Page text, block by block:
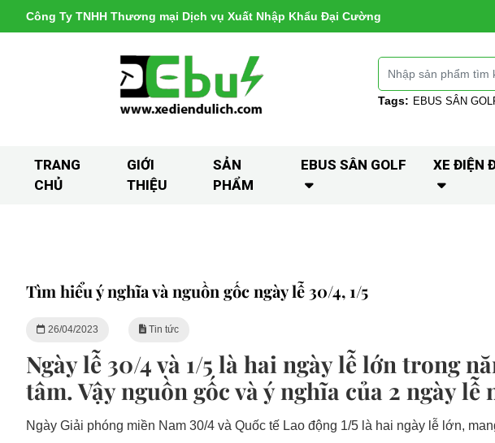
Công Ty TNHH Thương mại Dịch vụ Xuất Nhập Khẩu Đại Cường
Tags: EBUS SÂN
TRANG
CHỦ
GIỚI
THIỆU
SẢN
PHẨM
EBUS SÂN GOLF XE ĐIỆN
Tìm hiểu ý nghĩa và nguồn gốc ngày lễ 30/4, 1/5
26/04/2023 Tin tức
Ngày lễ 30/4 và 1/5 là hai ngày lễ lớn trong
tâm. Vậy nguồn gốc và ý nghĩa của 2 ngày
Ngày Giải phóng miền Nam 30/4 và Quốc tế Lao động 1/5 là hai ngày lễ lớn,